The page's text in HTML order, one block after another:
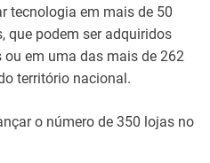
tecnologia em mais de 50
que podem ser adquiridos
em uma das mais de 262
território nacional.
o número de 350 lojas no